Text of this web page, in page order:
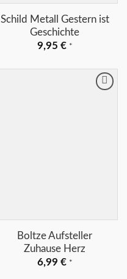
Schild Metall Gestern ist
Geschichte
9,95 € *
Merkliste
Boltze Aufsteller
Zuhause Herz
6,99 € *